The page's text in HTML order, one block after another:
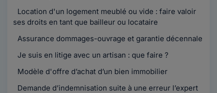
Location d'un logement meublé ou vide : faire valoir
ses droits en tant que bailleur ou locataire
Assurance dommages-ouvrage et garantie décennale
Je suis en litige avec un artisan : que faire ?
Modèle d'offre d’achat d’un bien immobilier
Demande d’indemnisation suite à une erreur l’expert